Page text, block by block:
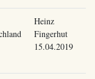
Heinz
Fingerhut
15.04.2019